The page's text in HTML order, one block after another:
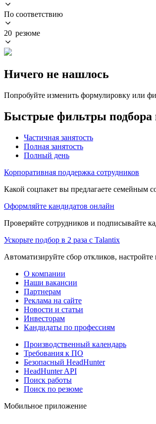
По соответствию
20 резюме
Ничего не нашлось
Попробуйте изменить формулировку или
Быстрые фильтры подбора
Частичная занятость
Полная занятость
Полный день
Корпоративная поддержка сотрудников
Какой соцпакет вы предлагаете семейным
Оформляйте кандидатов онлайн
Проверяйте сотрудников и подписывайте
Ускорьте подбор в 2 раза с Talantix
Автоматизируйте сбор откликов,
О компании
Наши вакансии
Партнерам
Реклама на сайте
Новости и статьи
Инвесторам
Кандидаты по профессиям
Производственный календарь
Требования к ПО
Безопасный HeadHunter
HeadHunter API
Поиск работы
Поиск по резюме
Мобильное приложение